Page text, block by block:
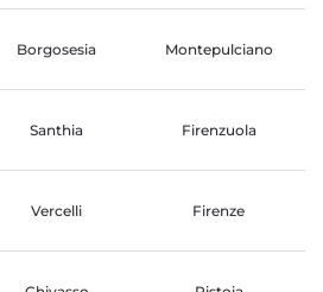
Borgosesia Montepulciano
Santhia Firenzuola
Vercelli Firenze